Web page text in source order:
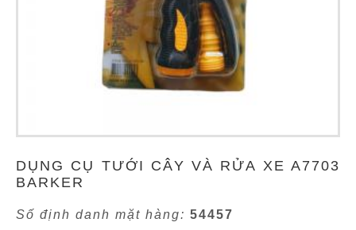
DỤNG CỤ TƯỚI CÂY VÀ RỬA XE A7703
BARKER
Số định danh mặt hàng: 54457